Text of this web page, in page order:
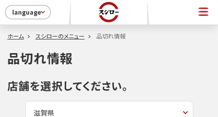
language
ホーム スシローのメニュー 品切れ情報
品切れ情報
店舗を選択してください。